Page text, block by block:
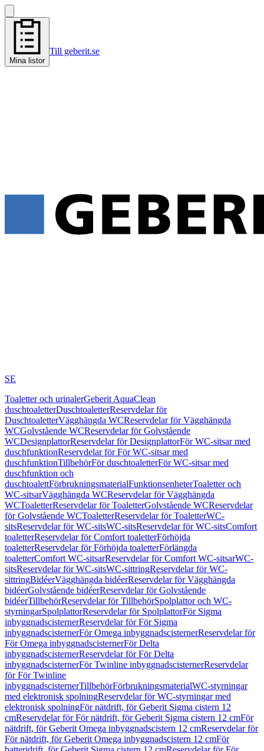
Mina listor
Till geberit.se
SE
Toaletter och urinalerGeberit AquaClean
duschtoaletterDuschtoaletterReservdelar för
DuschtoaletterVägghängda WCReservdelar för Vägghängda
WCGolvstående WCReservdelar för Golvstående
WCDesignplattorReservdelar för DesignplattorFör WC-sitsar med
duschfunktionReservdelar för För WC-sitsar med
duschfunktionTillbehörFör duschtoaletterFör WC-sitsar med
duschfunktion och
duschtoalettFörbrukningsmaterialFunktionsenheterToaletter och
WC-sitsarVägghängda WCReservdelar för Vägghängda
WCToaletterReservdelar för ToaletterGolvstående WCReservdelar
för Golvstående WCToaletterReservdelar för ToaletterWC-
sitsReservdelar för WC-sitsWC-sitsReservdelar för WC-sitsComfort
toaletterReservdelar för Comfort toaletterFörhöjda
toaletterReservdelar för Förhöjda toaletterFörlängda
toaletterComfort WC-sitsarReservdelar för Comfort WC-sitsarWC-
sitsReservdelar för WC-sitsWC-sittringReservdelar för WC-
sittringBidéerVägghängda bidéerReservdelar för Vägghängda
bidéerGolvstående bidéerReservdelar för Golvstående
bidéerTillbehörReservdelar för TillbehörSpolplattor och WC-
styrningarSpolplattorReservdelar för SpolplattorFör Sigma
inbyggnadscisternerReservdelar för För Sigma
inbyggnadscisternerFör Omega inbyggnadscisternerReservdelar för
För Omega inbyggnadscisternerFör Delta
inbyggnadscisternerReservdelar för För Delta
inbyggnadscisternerFör Twinline inbyggnadscisternerReservdelar
för För Twinline
inbyggnadscisternerTillbehörFörbrukningsmaterialWC-styrningar
med elektronisk spolningReservdelar för WC-styrningar med
elektronisk spolningFör nätdrift, för Geberit Sigma cistern 12
cmReservdelar för För nätdrift, för Geberit Sigma cistern 12 cmFör
nätdrift, för Geberit Omega inbyggnadscistern 12 cmReservdelar för
För nätdrift, för Geberit Omega inbyggnadscistern 12 cmFör